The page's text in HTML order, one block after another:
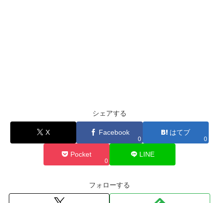
シェアする
X Facebook
0
はてブ
0
Pocket
0
LINE
フォローする